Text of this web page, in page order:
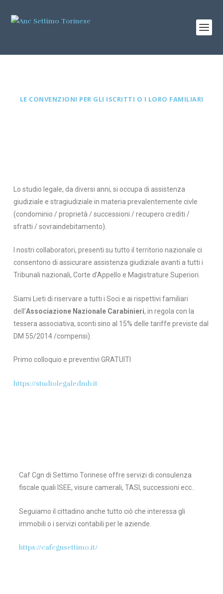
LE CONVENZIONI PER GLI ISCRITTI O I LORO FAMILIARI
Lo studio legale, da diversi anni, si occupa di assistenza
giudiziale e stragiudiziale in materia prevalentemente civle
(condominio / proprietà / successioni / recupero crediti /
sfratti / sovraindebitamento).
I nostri collaboratori, presenti su tutto il territorio nazionale ci
consentono di assicurare assistenza giudiziale avanti a tutti i
Tribunali nazionali, Corte d’Appello e Magistrature Superiori.
Siami Lieti di riservare a tutti i Soci e ai rispettivi familiari
dell’Associazione Nazionale Carabinieri, in regola con la
tessera associativa, sconti sino al 15% delle tariffe previste dal
DM 55/2014 /compensi).
Primo colloquio e preventivi GRATUITI
https://studiolegaledmb.it
Caf Cgn di Settimo Torinese offre servizi di consulenza
fiscale quali ISEE, visure camerali, TASI, successioni ecc..
Seguiamo il cittadino anche tutto ciò che interessa gli
immobili o i servizi contabili per le aziende.
https://cafcgnsettimo.it/